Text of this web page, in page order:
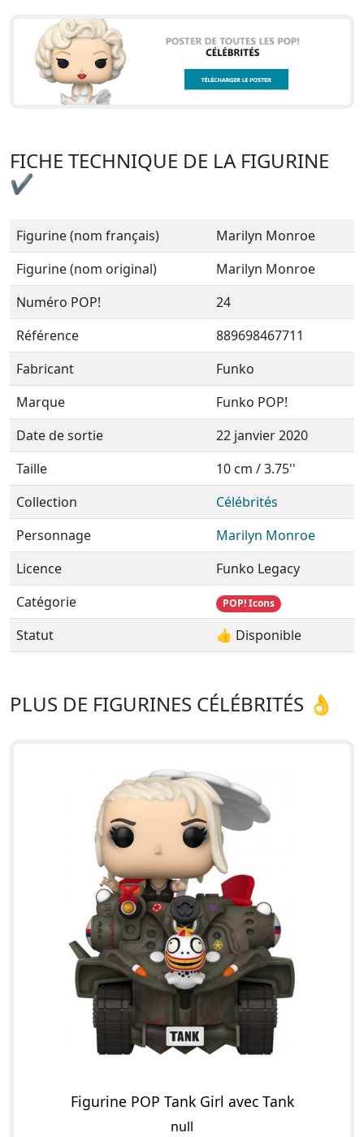
FICHE TECHNIQUE DE LA FIGURINE
✔
Figurine (nom français)
Marilyn Monroe
Figurine (nom original)
Marilyn Monroe
Numéro POP!
24
Référence
889698467711
Fabricant
Funko
Marque
Funko POP!
Date de sortie
22 janvier 2020
Taille
10 cm / 3.75''
Collection
Célébrités
Personnage
Marilyn Monroe
Licence
Funko Legacy
Catégorie
POP! Icons
Statut 👍 Disponible
PLUS DE FIGURINES CÉLÉBRITÉS 👌
Figurine POP Tank Girl avec Tank
null